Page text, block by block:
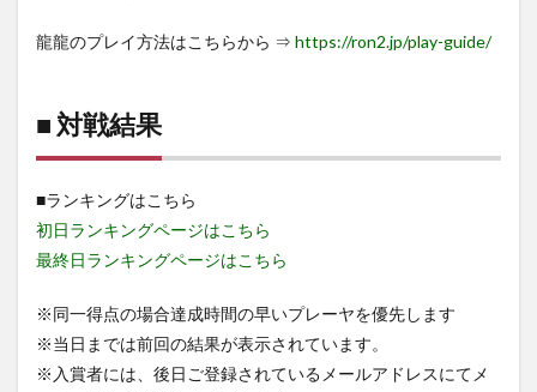
龍龍のプレイ方法はこちらから ⇒ https://ron2.jp/play-guide/
■ 対戦結果
■ランキングはこちら
初日ランキングページはこちら
最終日ランキングページはこちら
※同一得点の場合達成時間の早いプレーヤを優先します
※当日までは前回の結果が表示されています。
※入賞者には、後日ご登録されているメールアドレスにてメ